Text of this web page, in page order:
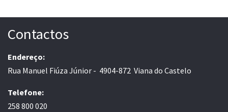
Contactos
Endereço:
Rua Manuel Fiúza Júnior - 4904-872 Viana do Castelo
Telefone:
258 800 020